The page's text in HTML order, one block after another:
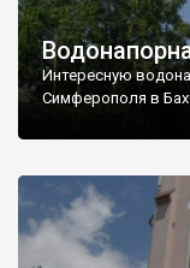
Интересную
Симферополя в